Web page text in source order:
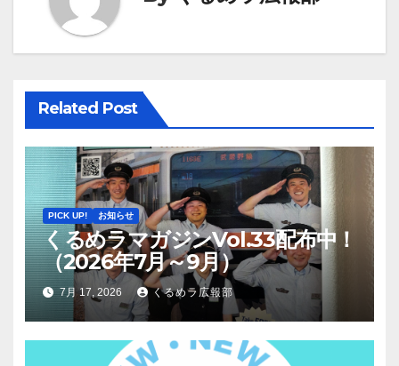
シ
ン
Related Post
PICK UP! お知らせ
くるめラマガジンVol.33配布中！
（2026年7月～9月）
7月 17, 2026 くるめラ広報部